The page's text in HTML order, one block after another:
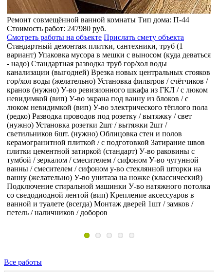
/
Ремонт в маленькой ванной комнате: S= 2 кв.м
С отдельным туалетом: S= 1 кв.м
Стоимость работ:229911 руб.
Смотреть работы на объекте Прислать смету объекта
Стандартный демонтаж плитки, сантехники, труб (1
вариант) Демонтаж дверей 2 шт. (чаще да, чем нет)
мусора в мешки с выносом (куда деваться - надо)
Стандартная разводка труб гор/хол воды канализации
(выгодней) Врезка новых центральных стояков гор/хол
(желательно) У-во ревизионного шкафа из ГКЛ / с
«Рольставнями» (вип) Разводка проводов под розетку /
вытяжку / свет (нужно) Установка розетки 2шт / вытяжки
2шт / светильников 6шт. (нужно) Облицовка стен и полов
керамической плиткой / с подготовкой Затирание швов
плитки цементной затиркой (стандарт) У-во раковины с
тумбой / зеркалом / смесителем / сифоном У-во подвесного
унитаза на инсталляции (вип) Подключение стиральной
машинки У-во самодельного поддона / с трапом /
стеклянным ограждением у-во реечного металлического
потолка (редко 20%) Крепление аксессуаров в ванной и
туалете (всегда) Монтаж дверей 2шт / замков / петель /
наличников / доборов
Все работы